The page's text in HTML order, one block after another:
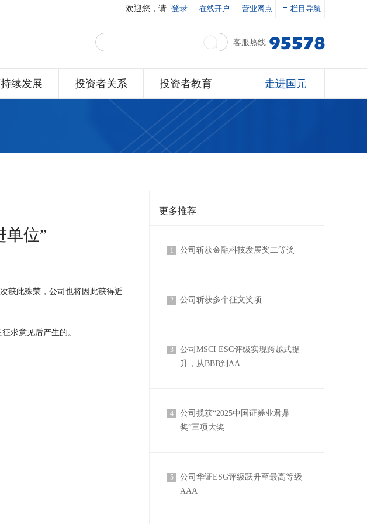
欢迎您，请 登录 在线开户 营业网点 栏目导航
客服热线
续发展 投资者关系 投资者教育 走进国元
单位”
获此殊荣，公司也将因此获得近
求意见后产生的。
更多推荐
1 公司斩获金融科技发展奖二等奖
2 公司斩获多个征文奖项
3
公司MSCI ESG评级实现跨越式提
升，从BBB到AA
4
公司揽获“2025中国证券业君鼎
奖”三项大奖
5
公司华证ESG评级跃升至最高等级
AAA